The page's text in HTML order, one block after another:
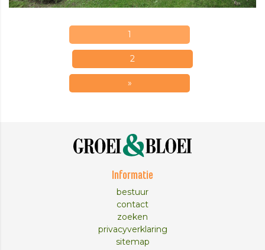
1
2
»
Informatie
bestuur
contact
zoeken
privacyverklaring
sitemap